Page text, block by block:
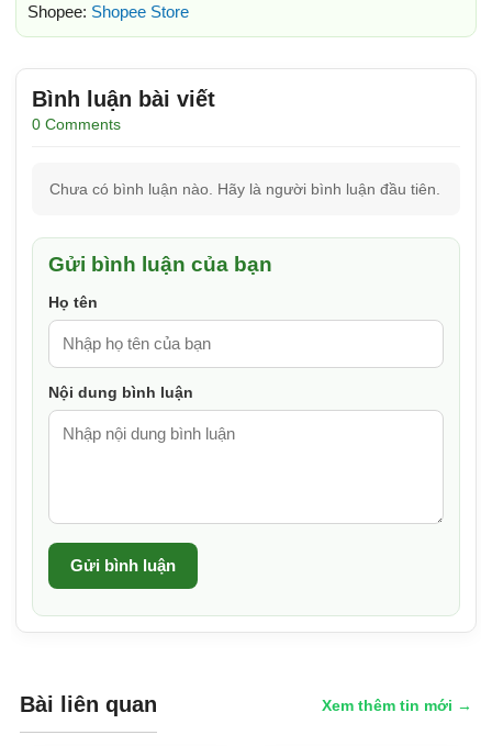
Shopee: Shopee Store
Bình luận bài viết
0 Comments
Chưa có bình luận nào. Hãy là người bình luận đầu tiên.
Gửi bình luận của bạn
Họ tên
Nội dung bình luận
Gửi bình luận
Bài liên quan Xem thêm tin mới →